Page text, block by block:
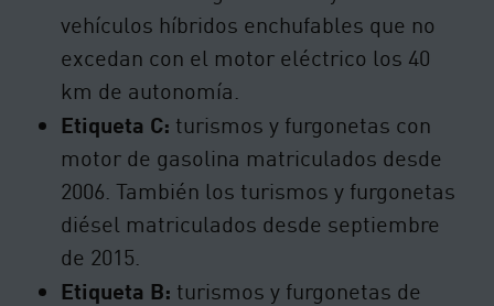
vehículos híbridos enchufables que no
excedan con el motor eléctrico los 40
km de autonomía.
Etiqueta C: turismos y furgonetas con
motor de gasolina matriculados desde
2006. También los turismos y furgonetas
diésel matriculados desde septiembre
de 2015.
Etiqueta B: turismos y furgonetas de